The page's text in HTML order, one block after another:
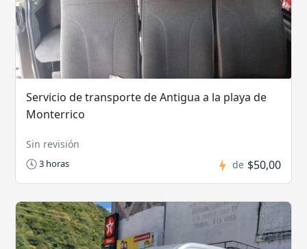
Servicio de transporte de Antigua a la playa de
Monterrico
Sin revisión
3 horas de $50,00